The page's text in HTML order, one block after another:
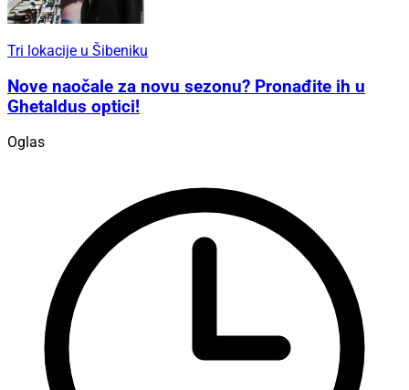
Tri lokacije u Šibeniku
Nove naočale za novu sezonu? Pronađite ih u
Ghetaldus optici!
Oglas